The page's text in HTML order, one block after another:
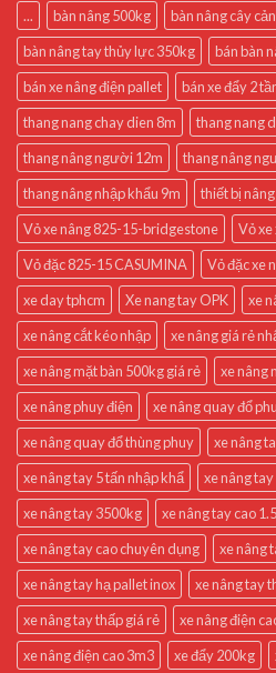
... bàn nâng 500kg
bàn nâng cây
bàn nâng tay thủy lực 350kg
bán bàn
bán xe nâng điện pallet
bán xe đẩy 2
thang nang chay dien 8m
thang nang
thang nâng người 12m
thang nâng
thang nâng nhập khẩu 9m
thiết bị
Vỏ xe nâng 825-15-bridgestone
Vỏ
Vỏ đặc 825-15 CASUMINA
Vỏ đặc xe
xe day tphcm
Xe nang tay OPK
xe
xe nâng cắt kéo nhập
xe nâng giá rẻ
xe nâng mặt bàn 500kg giá rẻ
xe nâng
xe nâng phuy điện
xe nâng quay đổ
xe nâng quay đổ thùng phuy
xe nâng
xe nâng tay 5 tấn nhập khẩ
xe nâng
xe nâng tay 3500kg
xe nâng tay cao
xe nâng tay cao chuyên dụng
xe nâng
xe nâng tay hạ pallet inox
xe nâng tay
xe nâng tay thấp giá rẻ
xe nâng điện
xe nâng điện cao 3m3
xe đẩy 200kg